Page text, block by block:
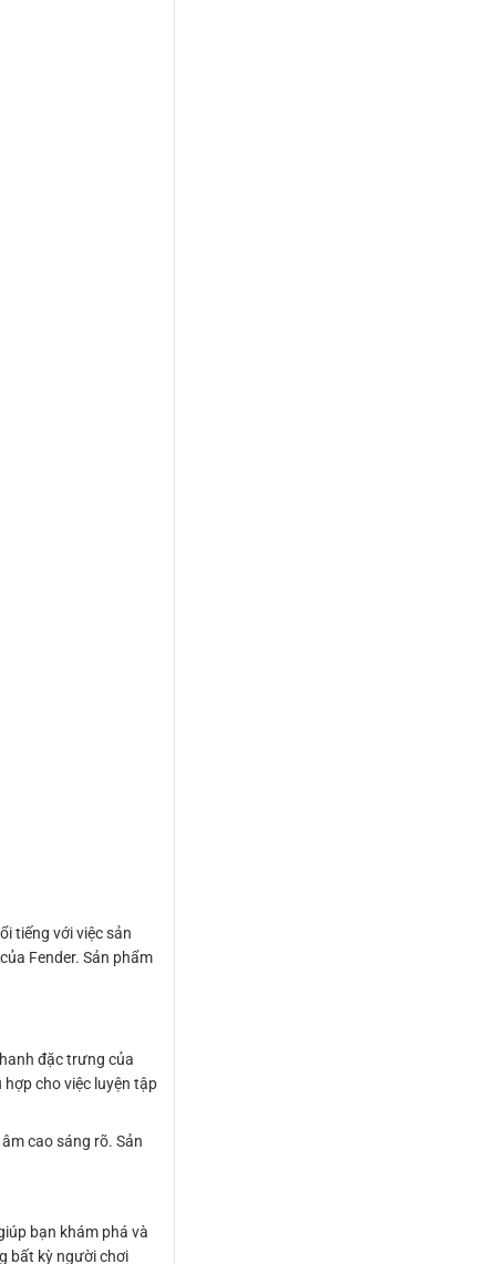
tiếng với việc sản
Fender. Sản phẩm
đặc trưng của
cho việc luyện tập
cao sáng rõ. Sản
bạn khám phá và
bất kỳ người chơi